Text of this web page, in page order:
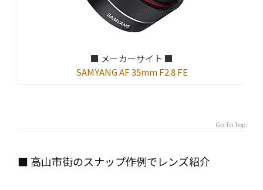
■ メーカーサイト ■
SAMYANG AF 35mm F2.8 FE
Go To Top
■ 高山市街のスナップ作例でレンズ紹介